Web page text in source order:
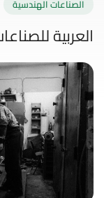
الهندسية